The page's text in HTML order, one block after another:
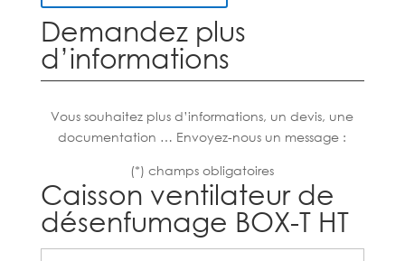
Demandez plus
d’informations
Vous souhaitez plus d’informations, un devis, une
documentation … Envoyez-nous un message :
(*) champs obligatoires
Caisson ventilateur de
désenfumage BOX-T HT